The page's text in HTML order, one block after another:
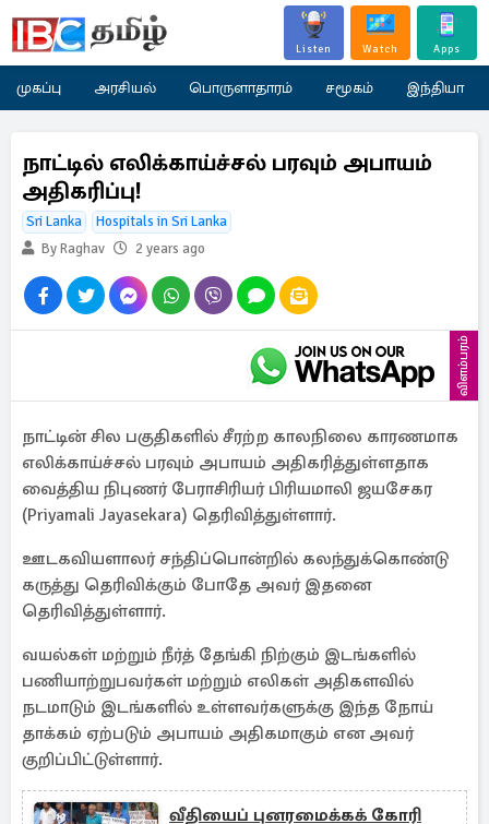
Listen Watch Apps
முகப்பு அரசியல் பொருளாதாரம் சமூகம் இந்தியா
நாட்டில் எலிக்காய்ச்சல் பரவும் அபாயம்
அதிகரிப்பு!
Sri Lanka
Hospitals in Sri Lanka
By Raghav
2 years ago
விளம்பரம்
நாட்டின் சில பகுதிகளில் சீரற்ற காலநிலை காரணமாக
எலிக்காய்ச்சல் பரவும் அபாயம் அதிகரித்துள்ளதாக
வைத்திய நிபுணர் பேராசிரியர் பிரியமாலி ஜயசேகர
(Priyamali Jayasekara) தெரிவித்துள்ளார்.
ஊடகவியளாலர் சந்திப்பொன்றில் கலந்துக்கொண்டு
கருத்து தெரிவிக்கும் போதே அவர் இதனை
தெரிவித்துள்ளார்.
வயல்கள் மற்றும் நீர்த் தேங்கி நிற்கும் இடங்களில்
பணியாற்றுபவர்கள் மற்றும் எலிகள் அதிகளவில்
நடமாடும் இடங்களில் உள்ளவர்களுக்கு இந்த நோய்
தாக்கம் ஏற்படும் அபாயம் அதிகமாகும் என அவர்
குறிப்பிட்டுள்ளார்.
வீதியைப் புனரமைக்கக் கோரி